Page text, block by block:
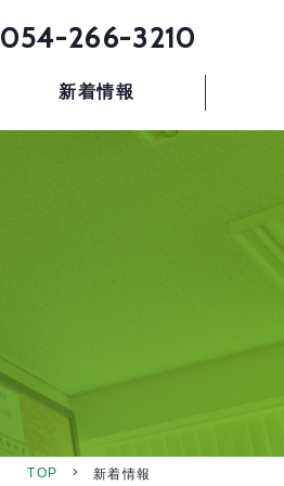
054-266-3210
新着情報
TOP 新着情報